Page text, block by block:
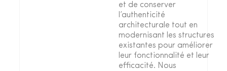
et de conserver
l’authenticité
architecturale tout en
modernisant les structures
existantes pour améliorer
leur fonctionnalité et leur
efficacité. Nous